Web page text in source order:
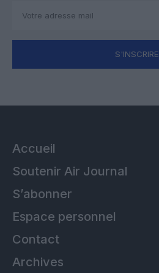
S'INSCRIRE
Accueil
Soutenir Air Journal
S’abonner
Espace personnel
Contact
Archives